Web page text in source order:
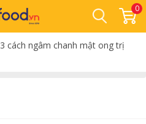
0
3 cách ngâm chanh mật ong trị